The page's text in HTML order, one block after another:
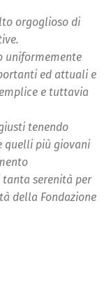
orgoglioso di
uniformemente
ed attuali e
e tuttavia
tenendo
quelli più giovani
tanta serenità per
della Fondazione